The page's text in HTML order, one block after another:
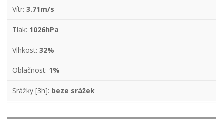
Vítr: 3.71m/s
Tlak: 1026hPa
Vlhkost: 32%
Oblačnost: 1%
Srážky [3h]: beze srážek